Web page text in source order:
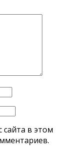
в этом